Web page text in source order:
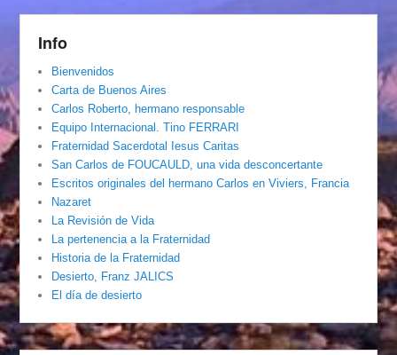
Info
Bienvenidos
Carta de Buenos Aires
Carlos Roberto, hermano responsable
Equipo Internacional. Tino FERRARI
Fraternidad Sacerdotal Iesus Caritas
San Carlos de FOUCAULD, una vida desconcertante
Escritos originales del hermano Carlos en Viviers, Francia
Nazaret
La Revisión de Vida
La pertenencia a la Fraternidad
Historia de la Fraternidad
Desierto, Franz JALICS
El día de desierto